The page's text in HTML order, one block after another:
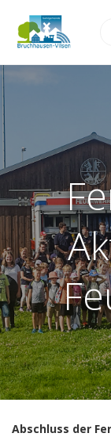
Abschluss der